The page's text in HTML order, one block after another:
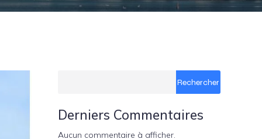
Rechercher
Derniers Commentaires
Aucun commentaire à afficher.